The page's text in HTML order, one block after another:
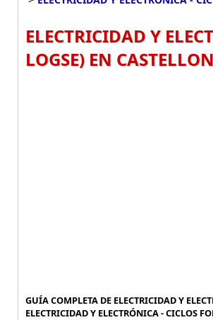
ELECTRICIDAD Y
LOGSE) EN
GUÍA COMPLETA DE ELECTRICIDAD Y
ELECTRICIDAD Y ELECTRÓNICA - CICLOS